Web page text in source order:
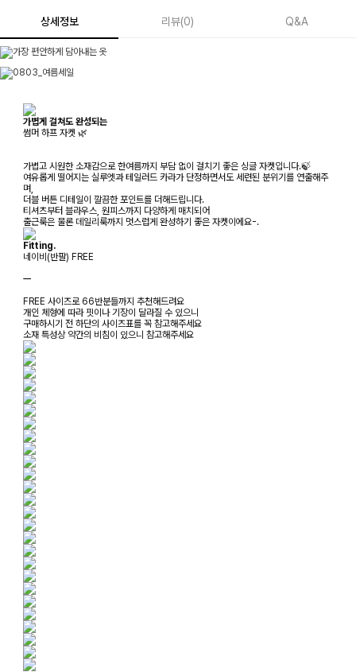
상세정보 리뷰(0) Q&A
가볍게 걸쳐도 완성되는
썸머 하프 자켓 🌿
가볍고 시원한 소재감으로 한여름까지 부담 없이 걸치기 좋은 싱글 자켓입니다.🍃
여유롭게 떨어지는 실루엣과 테일러드 카라가 단정하면서도 세련된 분위기를 연출해주
며,
더블 버튼 디테일이 깔끔한 포인트를 더해드립니다.
티셔츠부터 블라우스, 원피스까지 다양하게 매치되어
출근룩은 물론 데일리룩까지 멋스럽게 완성하기 좋은 자켓이에요-.
Fitting.
네이비(반팔) FREE
ㅡ
FREE 사이즈로 66반분들까지 추천해드려요
개인 체형에 따라 핏이나 기장이 달라질 수 있으니
구매하시기 전 하단의 사이즈표를 꼭 참고해주세요
소재 특성상 약간의 비침이 있으니 참고해주세요